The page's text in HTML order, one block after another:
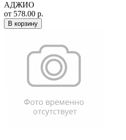
АДЖИО
от 578.00 р.
В корзину